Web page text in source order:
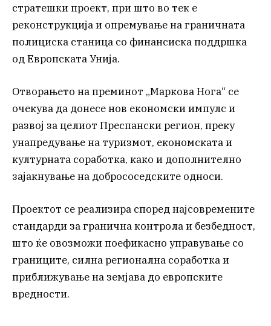
стратешки проект, при што во тек е
реконструкција и опремување на граничната
полициска станица со финансиска поддршка
од Европската Унија.
Отворањето на преминот „Маркова Нога“ се
очекува да донесе нов економски импулс и
развој за целиот Преспански регион, преку
унапредување на туризмот, економската и
културната соработка, како и дополнително
зајакнување на добрососедските односи.
Проектот се реализира според најсовремените
стандарди за гранична контрола и безбедност,
што ќе овозможи поефикасно управување со
границите, силна регионална соработка и
приближување на земјава до европските
вредности.